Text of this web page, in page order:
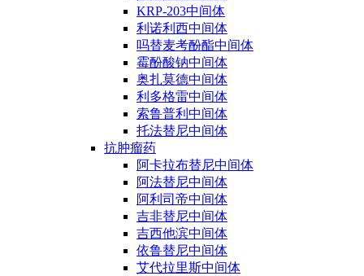
KRP-203中间体
利诺利西中间体
吗替麦考酚酯中间体
霉酚酸钠中间体
奥扎莫德中间体
利多格雷中间体
索鲁普利中间体
托法替尼中间体
抗肿瘤药
阿卡拉布替尼中间体
阿法替尼中间体
阿利司帝中间体
吉非替尼中间体
吉西他滨中间体
依鲁替尼中间体
艾代拉里斯中间体